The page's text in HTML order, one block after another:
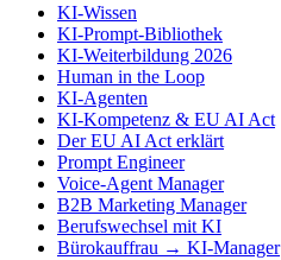
KI-Wissen
KI-Prompt-Bibliothek
KI-Weiterbildung 2026
Human in the Loop
KI-Agenten
KI-Kompetenz & EU AI Act
Der EU AI Act erklärt
Prompt Engineer
Voice-Agent Manager
B2B Marketing Manager
Berufswechsel mit KI
Bürokauffrau → KI-Manager